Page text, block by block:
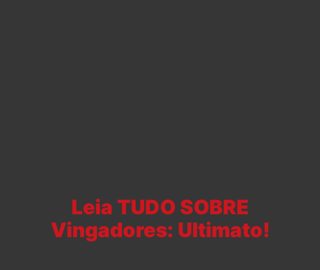
Leia TUDO SOBRE
Vingadores: Ultimato!